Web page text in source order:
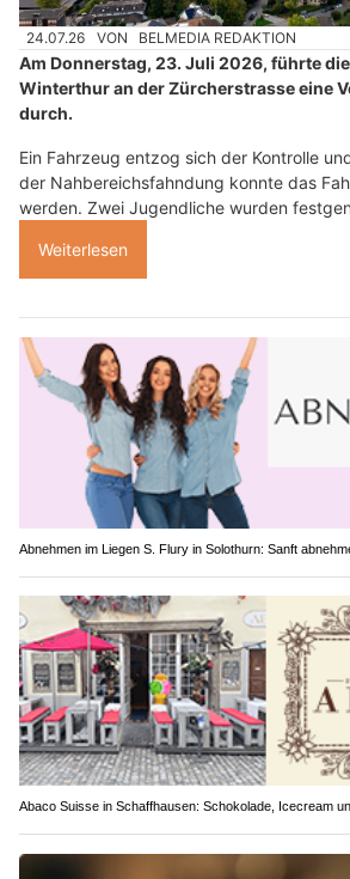
24.07.26 VON BELMEDIA REDAKTION
Am Donnerstag, 23. Juli 2026, führte
Winterthur an der Zürcherstrasse eine
durch.
Ein Fahrzeug entzog sich der Kontrolle
der Nahbereichsfahndung konnte das
werden. Zwei Jugendliche wurden
Weiterlesen
Abnehmen im Liegen S. Flury in Solothurn: Sanft
Abaco Suisse in Schaffhausen: Schokolade, Icecream